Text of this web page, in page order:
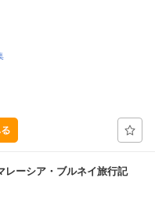
レーシア・ブルネイ旅行記